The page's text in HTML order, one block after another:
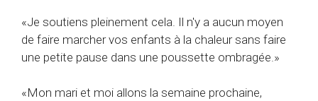
«Je soutiens pleinement cela. Il n'y a aucun moyen
de faire marcher vos enfants à la chaleur sans faire
une petite pause dans une poussette ombragée.»
«Mon mari et moi allons la semaine prochaine,